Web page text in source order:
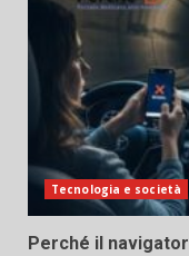
Tecnologia e società
Perché il